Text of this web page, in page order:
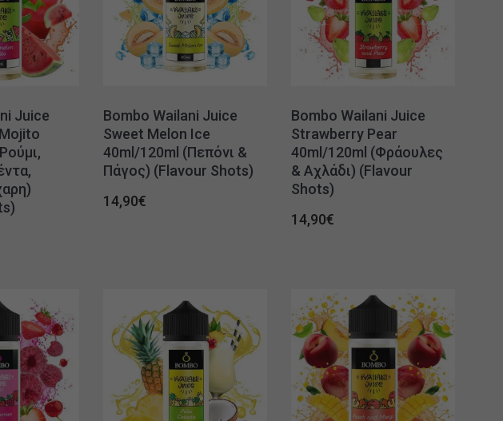
Juice
Bombo Wailani Juice
Sweet Melon Ice
40ml/120ml (Πεπόνι &
Πάγος) (Flavour Shots)
14,90€
Bombo Wailani Juice
Strawberry Pear
40ml/120ml (Φράουλες
& Αχλάδι) (Flavour
Shots)
14,90€